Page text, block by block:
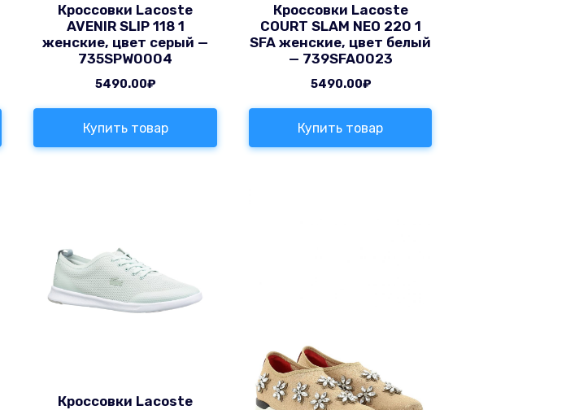
Кроссовки Lacoste
AVENIR SLIP 118 1
женские, цвет серый —
735SPW0004
5490.00₽
Купить товар
Кроссовки Lacoste
COURT SLAM NEO 220 1
SFA женские, цвет белый
— 739SFA0023
5490.00₽
Купить товар
Кроссовки Lacoste